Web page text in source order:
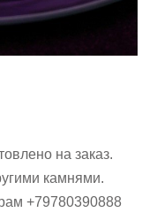
на заказ.
камнями.
+79780390888